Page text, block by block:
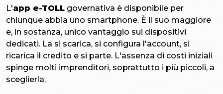
L'app e-TOLL governativa è disponibile per
chiunque abbia uno smartphone. È il suo maggiore
e, in sostanza, unico vantaggio sui dispositivi
dedicati. La si scarica, si configura l'account, si
ricarica il credito e si parte. L'assenza di costi iniziali
spinge molti imprenditori, soprattutto i più piccoli, a
sceglierla.